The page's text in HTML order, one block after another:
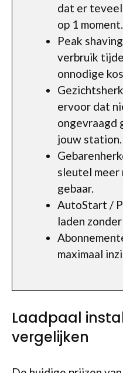
dat er
op 1 moment.
Peak
verbruik
onnodige
ervoor dat
ongevraagd
jouw station.
sleutel meer
gebaar.
AutoStart /
laden
maximaal
Laadpaal
vergelijken